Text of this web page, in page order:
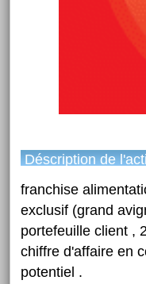
Déscription de
franchise
exclusif (grand
portefeuille client ,
chiffre d'affaire en
potentiel .